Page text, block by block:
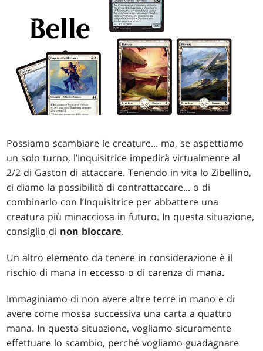
Possiamo scambiare le creature... ma, se aspettiamo
un solo turno, l’Inquisitrice impedirà virtualmente al
2/2 di Gaston di attaccare. Tenendo in vita lo Zibellino,
ci diamo la possibilità di contrattaccare... o di
combinarlo con l’Inquisitrice per abbattere una
creatura più minacciosa in futuro. In questa situazione,
consiglio di non bloccare.
Un altro elemento da tenere in considerazione è il
rischio di mana in eccesso o di carenza di mana.
Immaginiamo di non avere altre terre in mano e di
avere come mossa successiva una carta a quattro
mana. In questa situazione, vogliamo sicuramente
effettuare lo scambio, perché vogliamo guadagnare